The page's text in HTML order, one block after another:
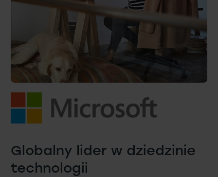
Globalny lider w dziedzinie
technologii